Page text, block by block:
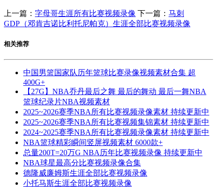
上一篇： 字母哥生涯所有比赛视频录像 下一篇： 马刺
GDP（邓肯吉诺比利托尼帕克）生涯全部比赛视频录像
相关推荐
中国男篮国家队历年篮球比赛录像视频素材合集 超
400G+
【27G】NBA乔丹最后之舞 最后的舞动 最后一舞NBA
篮球纪录片NBA视频素材
2025~2026赛季NBA所有比赛视频录像素材 持续更新中
2025~2026赛季NBA所有比赛视频集锦素材 持续更新中
2024~2025赛季NBA所有比赛视频录像素材 持续更新中
NBA篮球精彩瞬间竖屏视频素材 6000款+
总量200T=20万G NBA历年比赛视频录像 持续更新中
NBA球星最高分比赛视频录像合集
德隆威廉姆斯生涯全部比赛视频录像
小托马斯生涯全部比赛视频录像